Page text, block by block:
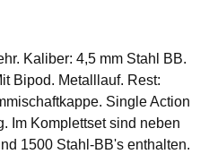
Kaliber: 4,5 mm Stahl BB.
Bipod. Metalllauf. Rest:
Single Action
Im Komplettset sind neben
1500 Stahl-BB's enthalten.